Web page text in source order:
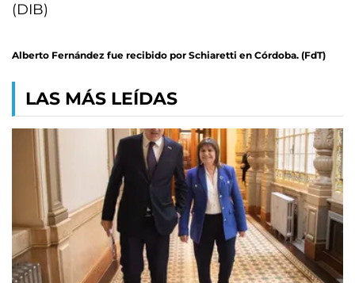
(DIB)
Alberto Fernández fue recibido por Schiaretti en Córdoba. (FdT)
LAS MÁS LEÍDAS